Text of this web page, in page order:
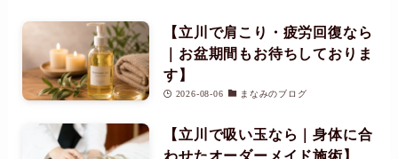
【立川で肩こり・疲労回復なら
｜お盆期間もお待ちしておりま
す】
2026-08-06 まなみのブログ
【立川で吸い玉なら｜身体に合
わせたオーダーメイド施術】